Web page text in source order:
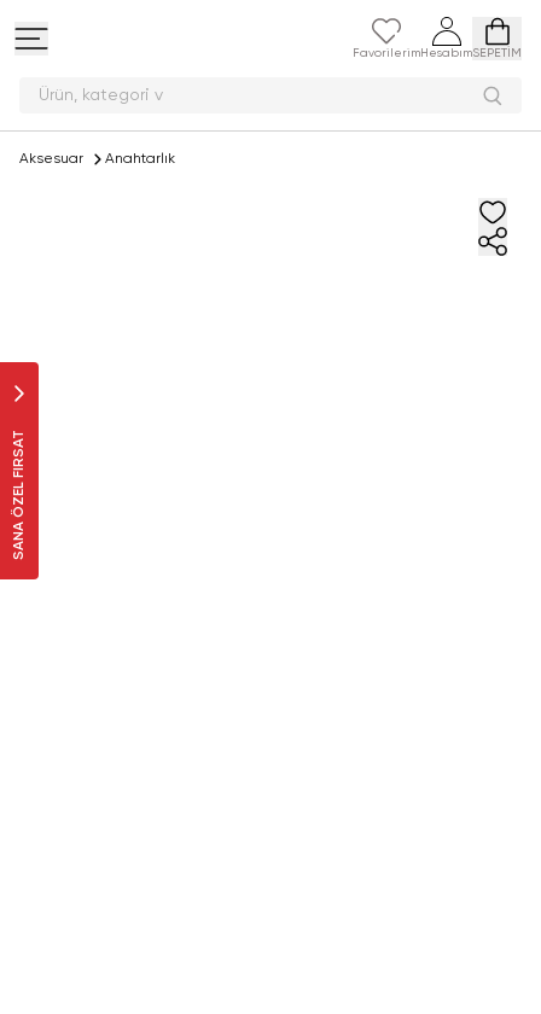
Favorilerim HesabımSEPETİM
Ürün, kat
SANA ÖZEL FIRSAT
Aksesuar Anahtarlık